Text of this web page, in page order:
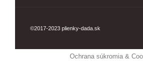
©2017-2023 plienky-dada.sk
Ochrana súkromia &